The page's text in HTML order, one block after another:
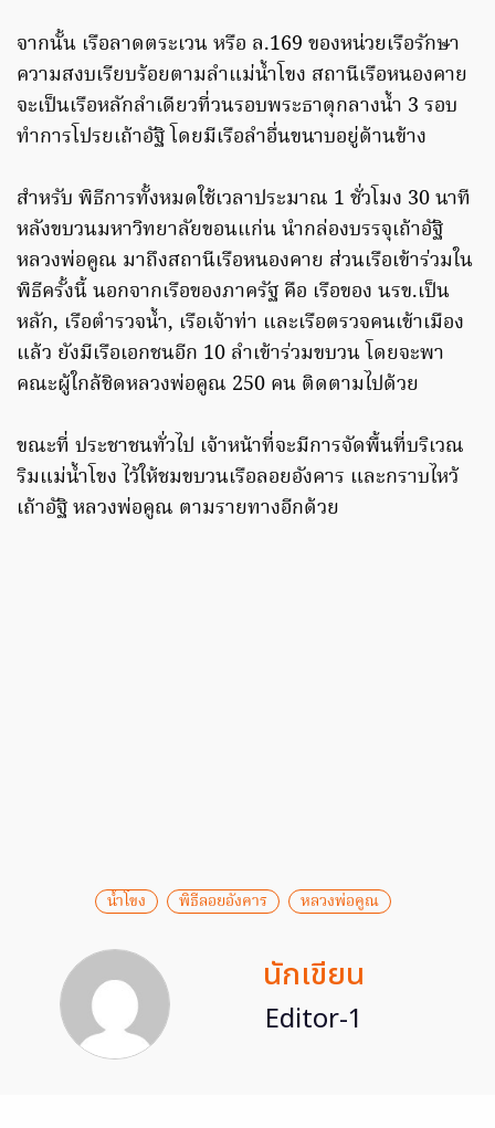
จากนั้น เรือลาดตระเวน หรือ ล.169 ของหน่วยเรือรักษา
ความสงบเรียบร้อยตามลำแม่น้ำโขง สถานีเรือหนองคาย
จะเป็นเรือหลักลำเดียวที่วนรอบพระธาตุกลางน้ำ 3 รอบ
ทำการโปรยเถ้าอัฐิ โดยมีเรือลำอื่นขนาบอยู่ด้านข้าง
สำหรับ พิธีการทั้งหมดใช้เวลาประมาณ 1 ชั่วโมง 30 นาที
หลังขบวนมหาวิทยาลัยขอนแก่น นำกล่องบรรจุเถ้าอัฐิ
หลวงพ่อคูณ มาถึงสถานีเรือหนองคาย ส่วนเรือเข้าร่วมใน
พิธีครั้งนี้ นอกจากเรือของภาครัฐ คือ เรือของ นรข.เป็น
หลัก, เรือตำรวจน้ำ, เรือเจ้าท่า และเรือตรวจคนเข้าเมือง
แล้ว ยังมีเรือเอกชนอีก 10 ลำเข้าร่วมขบวน โดยจะพา
คณะผู้ใกล้ชิดหลวงพ่อคูณ 250 คน ติดตามไปด้วย
ขณะที่ ประชาชนทั่วไป เจ้าหน้าที่จะมีการจัดพื้นที่บริเวณ
ริมแม่น้ำโขง ไว้ให้ชมขบวนเรือลอยอังคาร และกราบไหว้
เถ้าอัฐิ หลวงพ่อคูณ ตามรายทางอีกด้วย
น้ำโขง พิธีลอยอังคาร หลวงพ่อคูณ
นักเขียน
Editor-1